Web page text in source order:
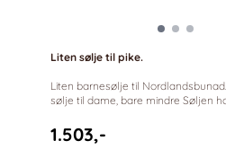
Liten sølje til pike.
Liten barnesølje til Nordlandsbunad. Lik den lille
sølje til dame, bare mindre Søljen har åtte lauv
1.503,-